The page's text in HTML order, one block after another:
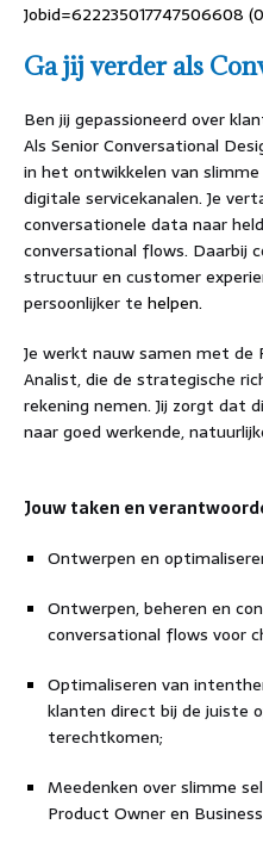
Jobid=622235017747506608
Ga jij verder als
Ben jij gepassioneerd over
Als Senior Conversational
in het ontwikkelen van
digitale servicekanalen. Je
conversationele data naar
conversational flows. Daarbij
structuur en customer
persoonlijker te helpen.
Je werkt nauw samen met de
Analist, die de strategische
rekening nemen. Jij zorgt dat
naar goed werkende,
Jouw taken en
Ontwerpen en
Ontwerpen, beheren en
conversational flows voor
Optimaliseren van
klanten direct bij de juiste
terechtkomen;
Meedenken over slimme
Product Owner en